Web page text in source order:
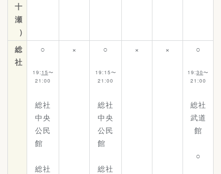
十
瀬
)
総
社
○
19: 15〜
21:00
総社
中央
公民
館
総社
× ○
19:15〜
21:00
総社
中央
公民
館
総社
× × ○
19:30〜
21:00
総社
武道
館
○